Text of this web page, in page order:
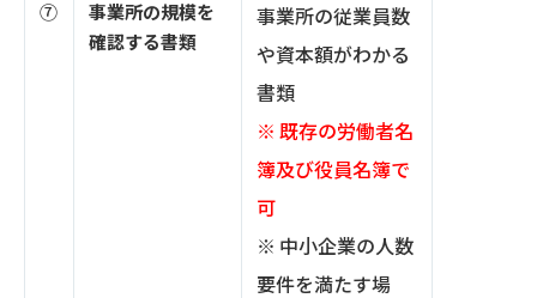
⑦
事業所の規模を
確認する書類
事業所の従業員数
や資本額がわかる
書類
※ 既存の労働者名
簿及び役員名簿で
可
※ 中小企業の人数
要件を満たす場